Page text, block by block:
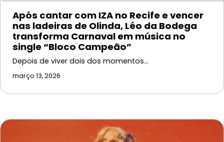
Após cantar com IZA no Recife e vencer
nas ladeiras de Olinda, Léo da Bodega
transforma Carnaval em música no
single “Bloco Campeão”
Depois de viver dois dos momentos…
março 13, 2026